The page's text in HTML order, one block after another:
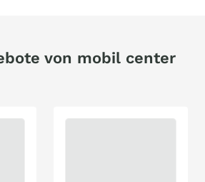
von mobil center